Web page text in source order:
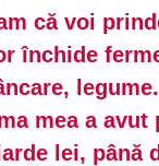
că voi
închide
legume.
mea a avut
lei, până